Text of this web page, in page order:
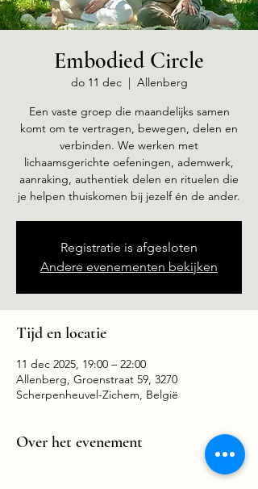
Embodied Circle
do 11 dec
  |
Allenberg
Een vaste groep die maandelijks samen
komt om te vertragen, bewegen, delen en
verbinden. We werken met
lichaamsgerichte oefeningen, ademwerk,
aanraking, authentiek delen en rituelen die
Registratie is afgesloten
Andere evenementen bekijken
Tijd en locatie
11 dec 2025, 19:00 – 22:00
Allenberg, Groenstraat 59, 3270
Scherpenheuvel-Zichem, België
Over het evenement